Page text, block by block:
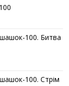
шашок-100. Битва
100. Стрім